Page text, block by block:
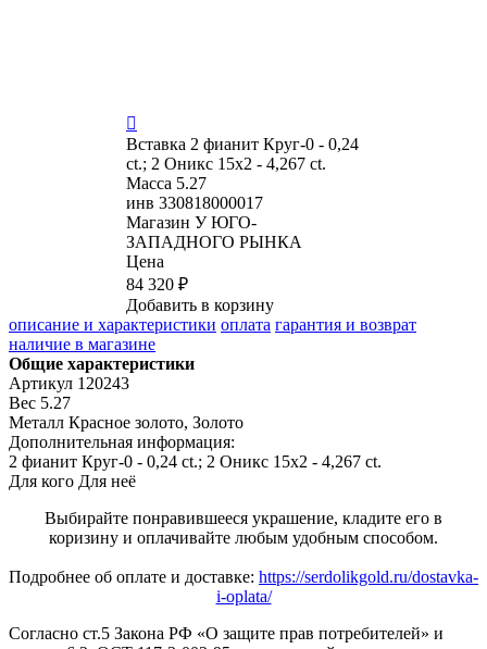

Вставка 2 фианит Круг-0 - 0,24
ct.; 2 Оникс 15х2 - 4,267 ct.
Масса 5.27
инв 330818000017
Магазин У ЮГО-
ЗАПАДНОГО РЫНКА
Цена
84 320 ₽
Добавить в корзину
описание и характеристики оплата гарантия и возврат
наличие в магазине
Общие характеристики
Артикул 120243
Вес 5.27
Металл Красное золото, Золото
Дополнительная информация:
2 фианит Круг-0 - 0,24 ct.; 2 Оникс 15х2 - 4,267 ct.
Для кого Для неё
Выбирайте понравившееся украшение, кладите его в
коризину и оплачивайте любым удобным способом.
Подробнее об оплате и доставке: https://serdolikgold.ru/dostavka-
i-oplata/
Согласно ст.5 Закона РФ «О защите прав потребителей» и